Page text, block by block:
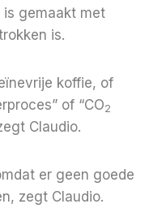
gemaakt met
is.
koffie, of
of “CO2
Claudio.
er geen goede
zegt Claudio.